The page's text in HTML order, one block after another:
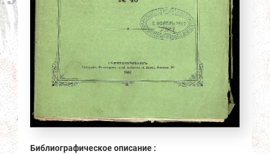
Библиографическое описание :